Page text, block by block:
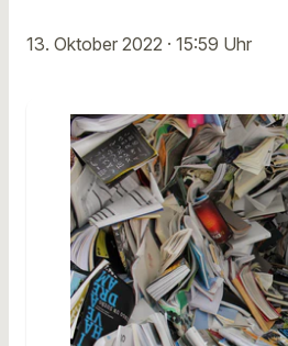
13. Oktober 2022 · 15:59 Uhr